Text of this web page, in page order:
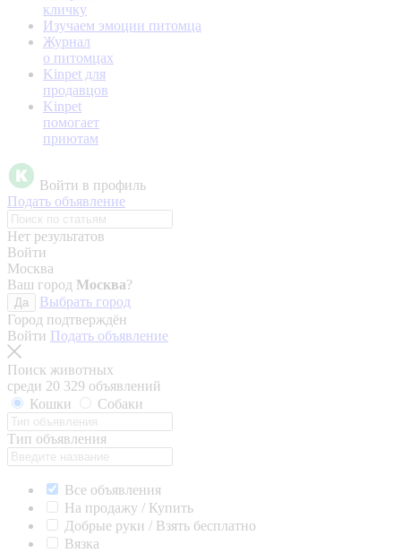
кличку
Изучаем эмоции питомца
Журнал
о питомцах
Kinpet для
продавцов
Kinpet
помогает
приютам
Войти в профиль
Подать объявление
Нет результатов
Войти
Москва
Ваш город Москва?
Да
Выбрать город
Город подтверждён
Войти Подать объявление
Поиск животных
среди 20 329 объявлений
Кошки
Собаки
Тип объявления
Все объявления
На продажу / Купить
Добрые руки / Взять бесплатно
Вязка